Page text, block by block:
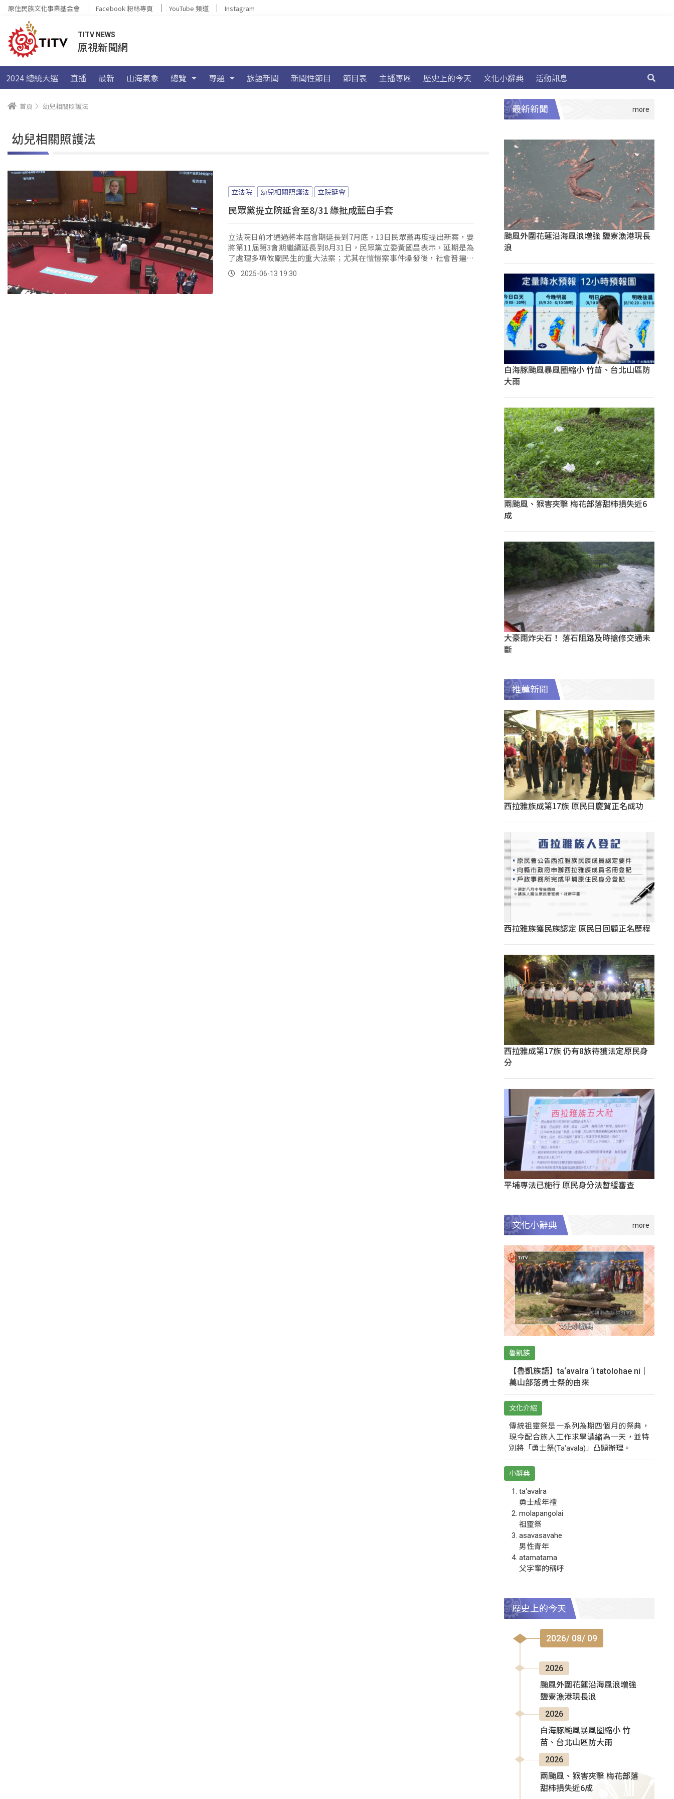
原住民族文化事業基金會 Facebook 粉絲專頁 YouTube 頻道 Instagram
TITV NEWS
原視新聞網
2024 總統大選 直播 最新 山海氣象 總覽 專題 族語新聞 新聞性節目 節目表 主播專區 歷史上的今天 文化小辭典 活動訊息
首頁 幼兒相關照護法
幼兒相關照護法
立法院 幼兒相關照護法 立院延會
民眾黨提立院延會至8/31 綠批成藍白手套
立法院日前才通過將本屆會期延長到7月底，13日民眾黨再度提出新案，要
將第11屆第3會期繼續延長到8月31日，民眾黨立委黃國昌表示，延期是為
了處理多項攸關民生的重大法案；尤其在愷愷案事件爆發後，社會普遍期
盼透過修法，實質保障幼兒照護權益。
2025-06-13 19:30
最新新聞
颱風外圍花蓮沿海風浪增強 鹽寮漁港現長
浪
白海豚颱風暴風圈縮小 竹苗、台北山區防
大雨
兩颱風、猴害夾擊 梅花部落甜柿損失近6
成
大豪雨炸尖石！ 落石阻路及時搶修交通未
斷
推薦新聞
西拉雅族成第17族 原民日慶賀正名成功
西拉雅族獲民族認定 原民日回顧正名歷程
西拉雅成第17族 仍有8族待獲法定原民身
分
平埔專法已施行 原民身分法暫緩審查
文化小辭典
魯凱族
【魯凱族語】ta‘avalra ‘i tatolohae ni｜
萬山部落勇士祭的由來
文化介紹
傳統祖靈祭是一系列為期四個月的祭典，
現今配合族人工作求學濃縮為一天，並特
別將「勇士祭(Ta‘avala)」凸顯辦理。
小辭典
ta‘avalra
勇士成年禮
molapangolai
祖靈祭
asavasavahe
男性青年
atamatama
父字輩的稱呼
歷史上的今天
2026/ 08/ 09
2026
颱風外圍花蓮沿海風浪增強
鹽寮漁港現長浪
2026
白海豚颱風暴風圈縮小 竹
苗、台北山區防大雨
2026
兩颱風、猴害夾擊 梅花部落
甜柿損失近6成